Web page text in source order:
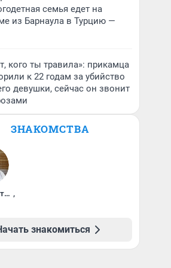
семья едет на
из Барнаула в Турцию —
кого ты травила»: прикамца
к 22 годам за убийство
девушки, сейчас он звонит
ЗНАКОМСТВА
Изобретатель ,
знакомиться